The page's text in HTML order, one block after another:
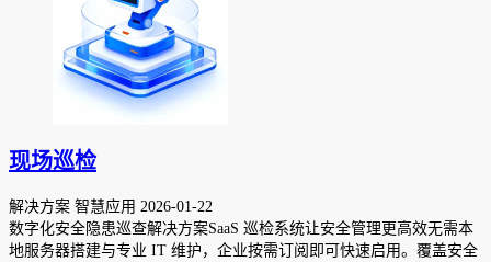
现场巡检
解决方案 智慧应用 2026-01-22
数字化安全隐患巡查解决方案SaaS 巡检系统让安全管理更高效无需本
地服务器搭建与专业 IT 维护，企业按需订阅即可快速启用。覆盖安全